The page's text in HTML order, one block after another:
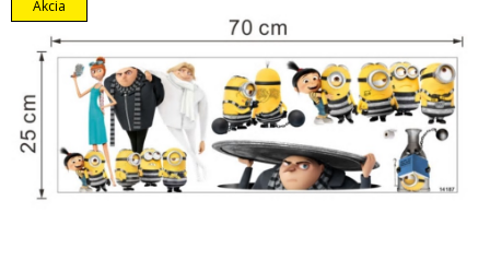
Akcia